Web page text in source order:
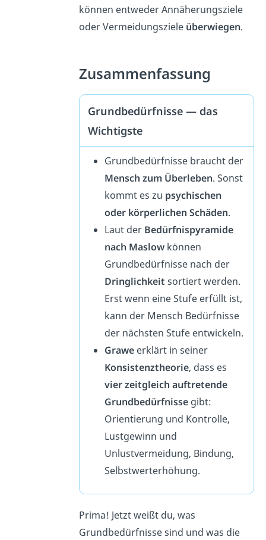
können entweder Annäherungsziele
oder Vermeidungsziele überwiegen.
Zusammenfassung
Grundbedürfnisse — das
Wichtigste
Grundbedürfnisse braucht der
Mensch zum Überleben. Sonst
kommt es zu psychischen
oder körperlichen Schäden.
Laut der Bedürfnispyramide
nach Maslow können
Grundbedürfnisse nach der
Dringlichkeit sortiert werden.
Erst wenn eine Stufe erfüllt ist,
kann der Mensch Bedürfnisse
der nächsten Stufe entwickeln.
Grawe erklärt in seiner
Konsistenztheorie, dass es
vier zeitgleich auftretende
Grundbedürfnisse gibt:
Orientierung und Kontrolle,
Lustgewinn und
Unlustvermeidung, Bindung,
Selbstwerterhöhung.
Prima! Jetzt weißt du, was
Grundbedürfnisse sind und was die